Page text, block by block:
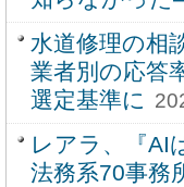
水道修理の
業者別の応答
選定基準に
レアラ、『AI
法務系70事務